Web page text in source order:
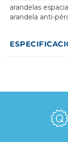
arandelas
arandela anti-